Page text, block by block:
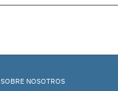
SOBRE NOSOTROS